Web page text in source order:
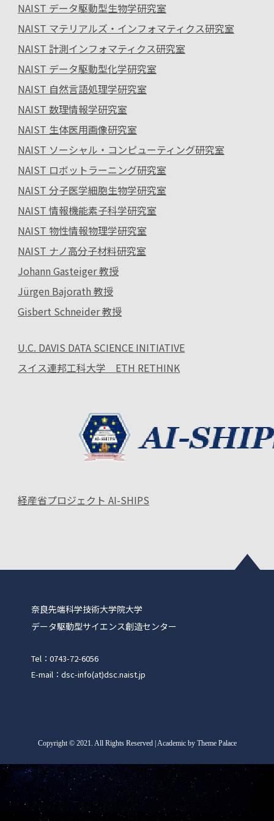
NAIST データ駆動型生物学研究室
NAIST マテリアルズ・インフォマティクス研究室
NAIST 計測インフォマティクス研究室
NAIST データ駆動型化学研究室
NAIST 自然言語処理学研究室
NAIST 数理情報学研究室
NAIST 生体医用画像研究室
NAIST ソーシャル・コンピューティング研究室
NAIST ロボットラーニング研究室
NAIST 分子医学細胞生物学研究室
NAIST 情報機能素子科学研究室
NAIST 物性情報物理学研究室
NAIST ナノ高分子材料研究室
Johann Gasteiger 教授
Jürgen Bajorath 教授
Gisbert Schneider 教授
U.C. DAVIS DATA SCIENCE INITIATIVE
スイス連邦工科大学 ETH RETHINK
経産省プロジェクト AI-SHIPS
奈良先端科学技術大学院大学
データ駆動型サイエンス創造センター
Tel：0743-72-6056
E-mail：dsc-info(at)dsc.naist.jp
Copyright©2021. All Rights Reserved | Academic by Theme Palace